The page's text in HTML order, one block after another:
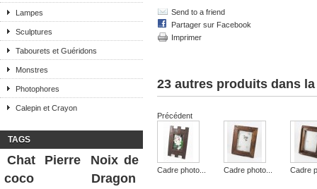
Lampes
Sculptures
Tabourets et Guéridons
Monstres
Photophores
Calepin et Crayon
TAGS
Chat Pierre
Noix de
coco
Dragon
Send to a friend
Partager sur Facebook
Imprimer
23 autres produits dans
Précédent
Cadre photo... Cadre photo... Cadre